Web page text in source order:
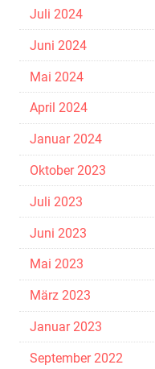
Juli 2024
Juni 2024
Mai 2024
April 2024
Januar 2024
Oktober 2023
Juli 2023
Juni 2023
Mai 2023
März 2023
Januar 2023
September 2022